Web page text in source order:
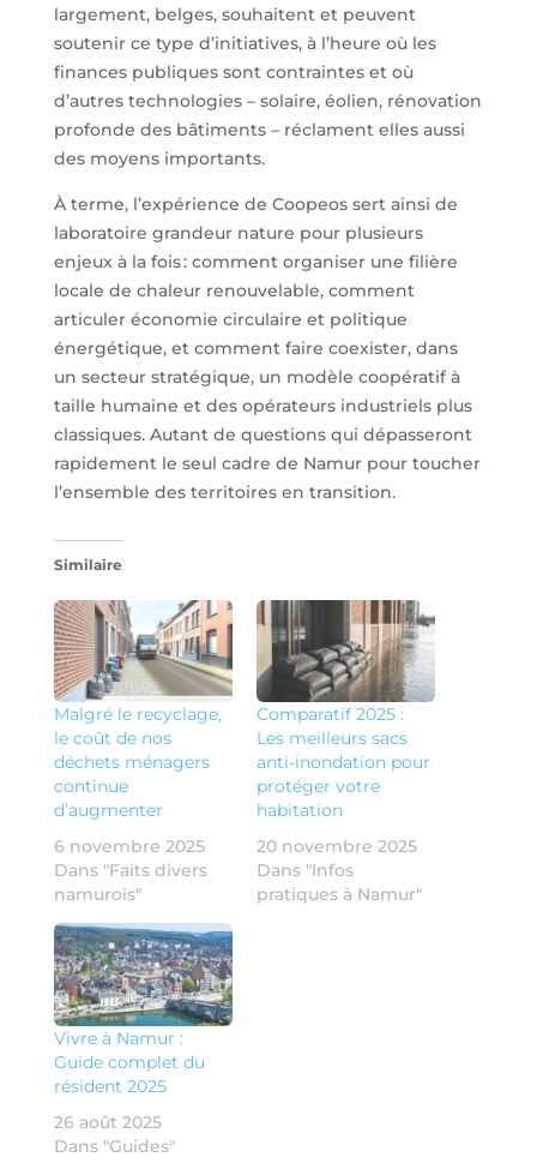
largement, belges, souhaitent et peuvent
soutenir ce type d’initiatives, à l’heure où les
finances publiques sont contraintes et où
d’autres technologies – solaire, éolien, rénovation
profonde des bâtiments – réclament elles aussi
des moyens importants.
À terme, l’expérience de Coopeos sert ainsi de
laboratoire grandeur nature pour plusieurs
enjeux à la fois : comment organiser une filière
locale de chaleur renouvelable, comment
articuler économie circulaire et politique
énergétique, et comment faire coexister, dans
un secteur stratégique, un modèle coopératif à
taille humaine et des opérateurs industriels plus
classiques. Autant de questions qui dépasseront
rapidement le seul cadre de Namur pour toucher
l’ensemble des territoires en transition.
Similaire
Malgré le recyclage,
le coût de nos
déchets ménagers
continue
d’augmenter
6 novembre 2025
Dans "Faits divers
namurois"
Comparatif 2025 :
Les meilleurs sacs
anti-inondation pour
protéger votre
habitation
20 novembre 2025
Dans "Infos
pratiques à Namur"
Vivre à Namur :
Guide complet du
résident 2025
26 août 2025
Dans "Guides"